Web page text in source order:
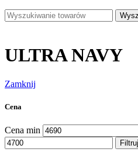
ULTRA NAVY
Zamknij
Cena
Cena min
Filtruj